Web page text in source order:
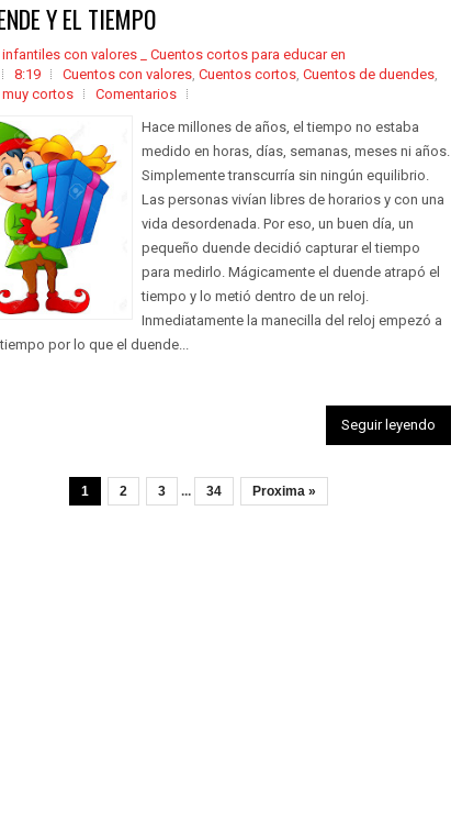
Y EL TIEMPO
con valores _ Cuentos cortos para educar en
8:19 Cuentos con valores, Cuentos cortos, Cuentos de duendes,
cortos
Comentarios
Hace millones de años, el tiempo no estaba
medido en horas, días, semanas, meses ni años.
Simplemente transcurría sin ningún equilibrio.
Las personas vivían libres de horarios y con una
vida desordenada. Por eso, un buen día, un
pequeño duende decidió capturar el tiempo
para medirlo. Mágicamente el duende atrapó el
tiempo y lo metió dentro de un reloj.
Inmediatamente la manecilla del reloj empezó a
por lo que el duende...
Seguir leyendo
1 2 3 ... 34 Proxima »